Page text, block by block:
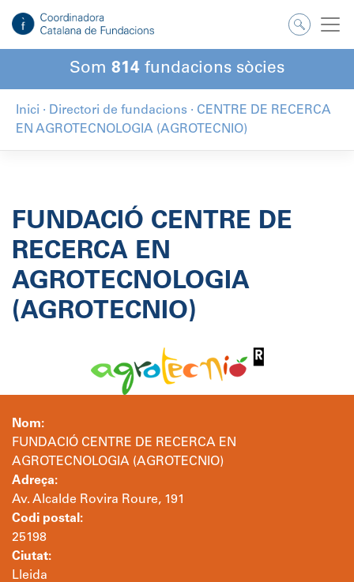
contingut
Som 814 fundacions sòcies
Inici · Directori de fundacions · CENTRE DE RECERCA
EN AGROTECNOLOGIA (AGROTECNIO)
FUNDACIÓ CENTRE DE
RECERCA EN
AGROTECNOLOGIA
(AGROTECNIO)
Nom:
FUNDACIÓ CENTRE DE RECERCA EN
AGROTECNOLOGIA (AGROTECNIO)
Adreça:
Av. Alcalde Rovira Roure, 191
Codi postal:
25198
Ciutat:
Lleida